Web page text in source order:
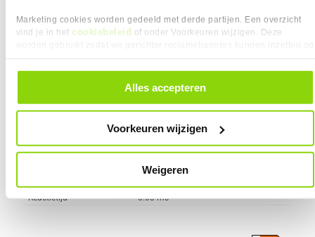
Marketing cookies worden gedeeld met derde partijen. Een overzicht
vind je in het cookiebeleid of onder Voorkeuren wijzigen. Deze
alle cookies. Je kunt je gegeven toestemming altijd intrekken, dit doe je
door in de footer van onze website te klikken op ‘Cookievoorkeuren’
Alles accepteren
Voorkeuren wijzigen
Weigeren
QHD
Scherm resolutie
2560 x 1440 pixels
27.0 inch (68.6cm)
Schermverhouding
16:9
W-OLED
Reactietijd
0.03 ms